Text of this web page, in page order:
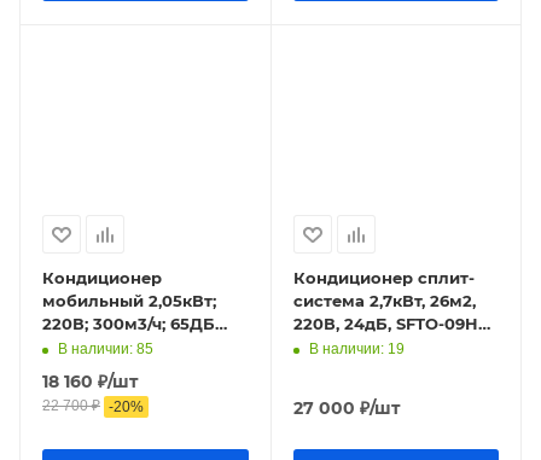
Кондиционер
мобильный 2,05кВт;
220В; 300м3/ч; 65ДБ
330х292х686мм; ПУ 3
скор. SKY-1A07
XINGBANG
В наличии: 85
18 160 ₽/шт
22 700₽ -20%
Кондиционер сплит-
система 2,7кВт, 26м2,
220В, 24дБ, SFTO-09HN1
SHUFT
В наличии: 19
27 000 ₽/шт